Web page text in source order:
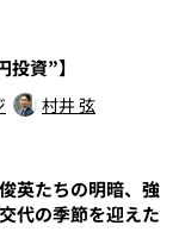
投資”】
村井 弦
英たちの明暗、強
代の季節を迎えた